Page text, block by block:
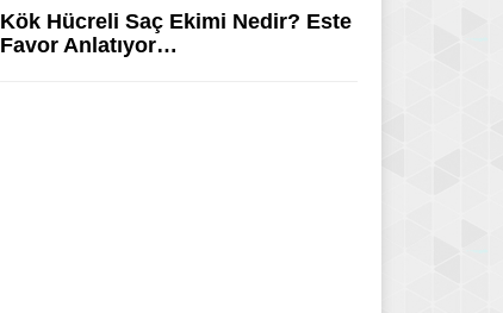
Kök Hücreli Saç Ekimi Nedir? Este
Favor Anlatıyor…